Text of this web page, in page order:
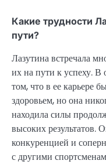
Какие трудности
пути?
Лазутина встречала
их на пути к успеху. В
том, что в ее карьере
здоровьем, но она
находила силы
высоких результатов.
конкуренцией и
с другими